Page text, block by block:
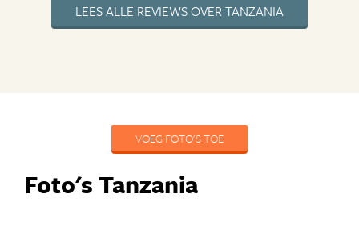
LEES ALLE REVIEWS OVER TANZANIA
VOEG FOTO'S TOE
Foto's Tanzania